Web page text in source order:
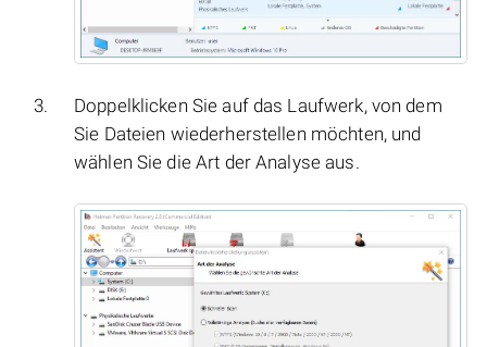
Doppelklicken Sie auf das Laufwerk, von dem
Sie Dateien wiederherstellen möchten, und
wählen Sie die Art der Analyse aus.